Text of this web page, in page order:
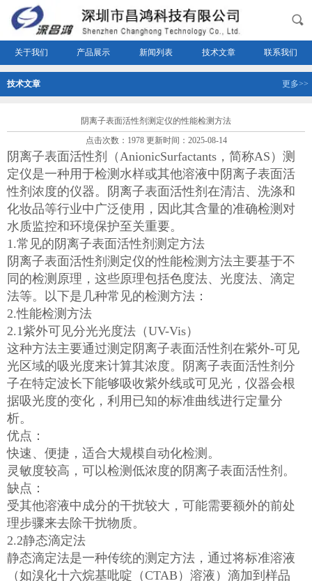
关于我们 产品展示 新闻列表 技术文章 联系我们
技术文章 更多>>
阴离子表面活性剂测定仪的性能检测方法
点击次数：1978 更新时间：2025-08-14
阴离子表面活性剂（AnionicSurfactants，简称AS）测
定仪是一种用于检测水样或其他溶液中阴离子表面活
性剂浓度的仪器。阴离子表面活性剂在清洁、洗涤和
化妆品等行业中广泛使用，因此其含量的准确检测对
水质监控和环境保护至关重要。
1.常见的阴离子表面活性剂测定方法
阴离子表面活性剂测定仪的性能检测方法主要基于不
同的检测原理，这些原理包括色度法、光度法、滴定
法等。以下是几种常见的检测方法：
2.性能检测方法
2.1紫外可见分光光度法（UV-Vis）
这种方法主要通过测定阴离子表面活性剂在紫外-可见
光区域的吸光度来计算其浓度。阴离子表面活性剂分
子在特定波长下能够吸收紫外线或可见光，仪器会根
据吸光度的变化，利用已知的标准曲线进行定量分
析。
优点：
快速、便捷，适合大规模自动化检测。
灵敏度较高，可以检测低浓度的阴离子表面活性剂。
缺点：
受其他溶液中成分的干扰较大，可能需要额外的前处
理步骤来去除干扰物质。
2.2静态滴定法
静态滴定法是一种传统的测定方法，通过将标准溶液
（如溴化十六烷基吡啶（CTAB）溶液）滴加到样品